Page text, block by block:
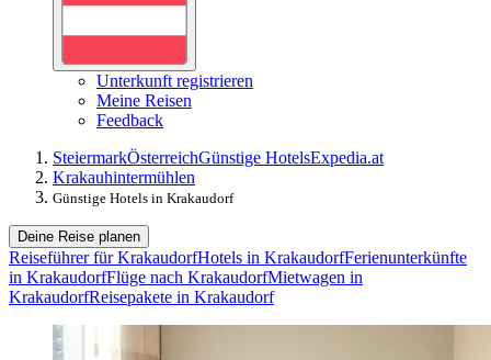
Unterkunft registrieren
Meine Reisen
Feedback
SteiermarkÖsterreichGünstige HotelsExpedia.at
Krakauhintermühlen
Günstige Hotels in Krakaudorf
Deine Reise planen
Reiseführer für KrakaudorfHotels in KrakaudorfFerienunterkünfte
in KrakaudorfFlüge nach KrakaudorfMietwagen in
KrakaudorfReisepakete in Krakaudorf